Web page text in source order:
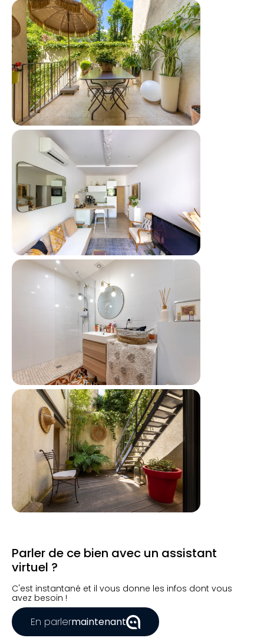
Parler de ce bien avec un assistant
virtuel ?
C'est instantané et il vous donne les infos dont vous
avez besoin !
En parlermaintenant